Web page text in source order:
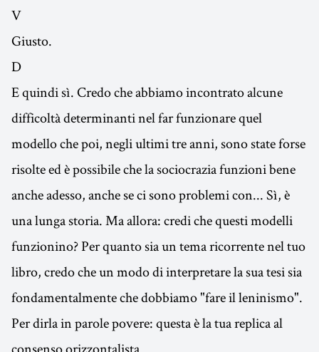
V
Giusto.
D
E quindi sì. Credo che abbiamo incontrato alcune
difficoltà determinanti nel far funzionare quel
modello che poi, negli ultimi tre anni, sono state forse
risolte ed è possibile che la sociocrazia funzioni bene
anche adesso, anche se ci sono problemi con... Sì, è
una lunga storia. Ma allora: credi che questi modelli
funzionino? Per quanto sia un tema ricorrente nel tuo
libro, credo che un modo di interpretare la sua tesi sia
fondamentalmente che dobbiamo "fare il leninismo".
Per dirla in parole povere: questa è la tua replica al